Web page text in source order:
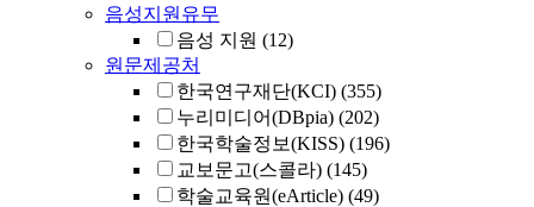
음성지원유무
음성 지원 (12)
원문제공처
한국연구재단(KCI) (355)
누리미디어(DBpia) (202)
한국학술정보(KISS) (196)
교보문고(스콜라) (145)
학술교육원(eArticle) (49)